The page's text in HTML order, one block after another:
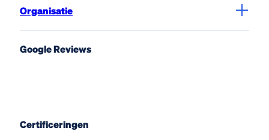
Organisatie
Google Reviews
Certificeringen